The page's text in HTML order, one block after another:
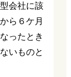
会社に該
ら６ケ月
ったとき
いものと